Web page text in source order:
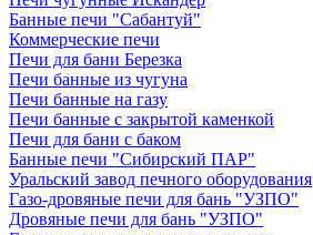
Банные печи "Сабантуй"
Коммерческие печи
Печи для бани Березка
Печи банные из чугуна
Печи банные на газу
Печи банные с закрытой каменкой
Печи для бани с баком
Банные печи "Сибирский ПАР"
Уральский завод печного оборудования
Газо-дровяные печи для бань "УЗПО"
Дровяные печи для бань "УЗПО"